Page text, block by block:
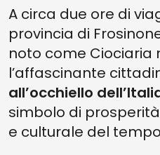
CHI SONO I PAPI DI ANAGNI
PERCHÉ VISITARE ANAGNI
A circa due ore di
provincia di
noto come Ciociaria
l’affascinante
all’occhiello
simbolo di
e culturale del